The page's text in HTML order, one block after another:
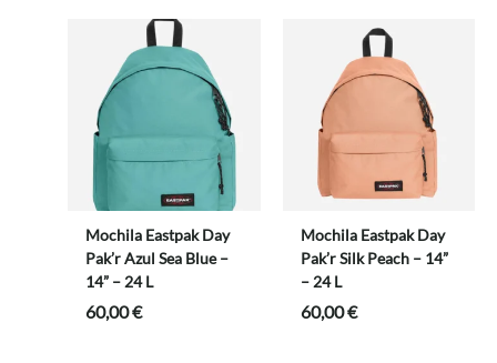
Mochila Eastpak Day
Pak’r Azul Sea Blue –
14” – 24 L
60,00€
Mochila Eastpak Day
Pak’r Silk Peach – 14”
– 24 L
60,00€